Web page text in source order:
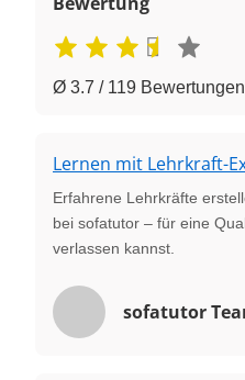
Ø 3.7 / 119 Bewertungen
Lernen mit Lehrkraft-
Erfahrene Lehrkräfte
bei sofatutor – für eine
verlassen kannst.
sofatutor